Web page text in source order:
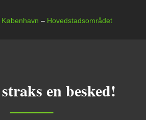
København – Hovedstadsområdet
en besked!